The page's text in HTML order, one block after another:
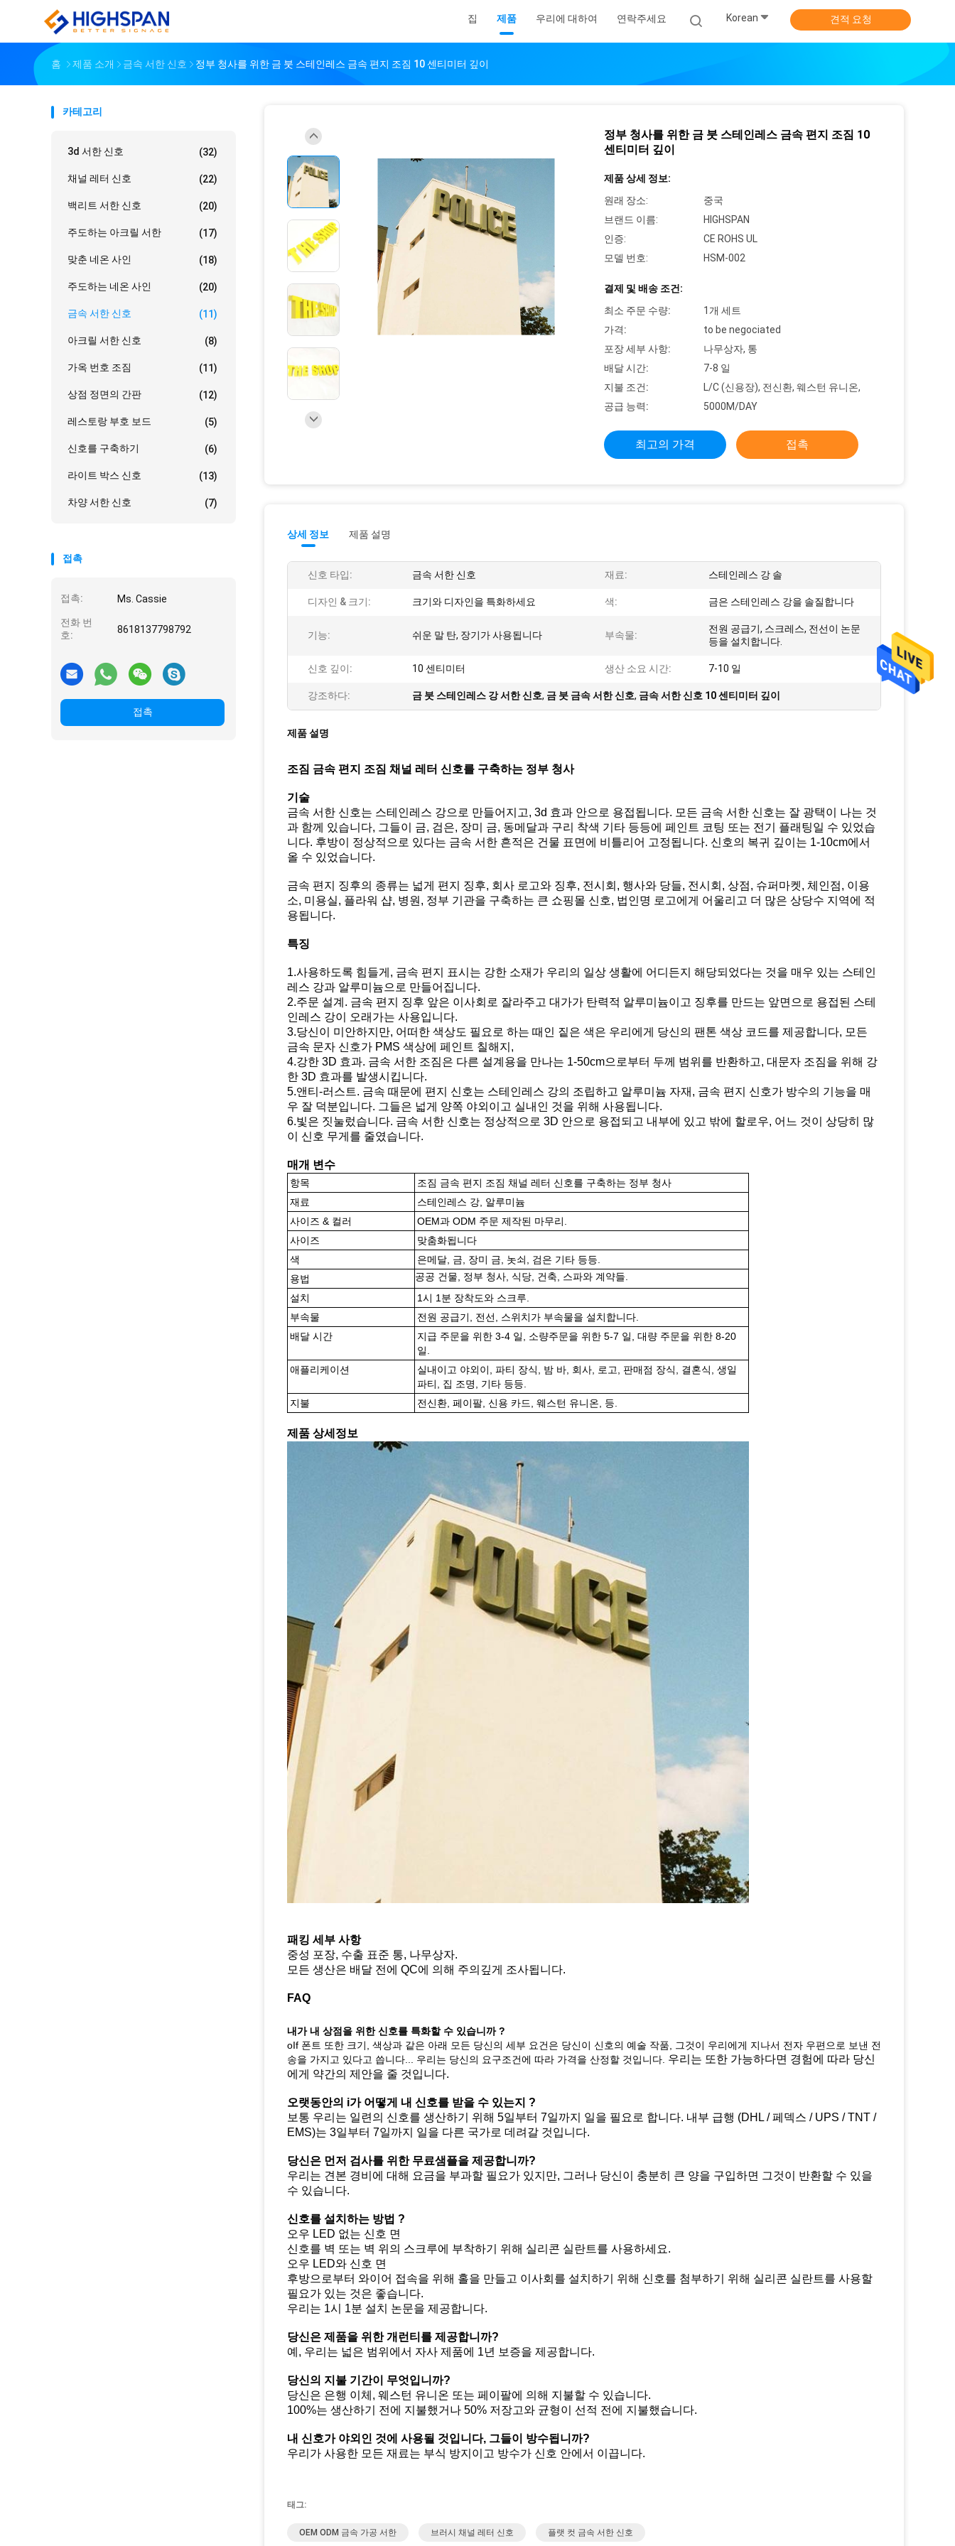
집 제품 우리에 대하여 연락주세요 Korean 견적 요청
홈 제품 소개 금속 서한 신호 정부 청사를 위한 금 붓 스테인레스 금속 편지 조짐 10 센티미터 깊이
카테고리
3d 서한 신호 (32)
채널 레터 신호 (22)
백리트 서한 신호 (20)
주도하는 아크릴 서한 (17)
맞춘 네온 사인 (18)
주도하는 네온 사인 (20)
금속 서한 신호 (11)
아크릴 서한 신호 (8)
가옥 번호 조짐 (11)
상점 정면의 간판 (12)
레스토랑 부호 보드 (5)
신호를 구축하기 (6)
라이트 박스 신호 (13)
차양 서한 신호 (7)
접촉
접촉: Ms. Cassie
전화 번
호:
8618137798792
접촉
정부 청사를 위한 금 붓 스테인레스 금속 편지 조짐 10
센티미터 깊이
제품 상세 정보:
원래 장소:
중국
브랜드 이름:
HIGHSPAN
인증:
CE ROHS UL
모델 번호:
HSM-002
결제 및 배송 조건:
최소 주문 수량:
1개 세트
가격:
to be negociated
포장 세부 사항:
나무상자, 통
배달 시간:
7-8 일
지불 조건:
L/C (신용장), 전신환, 웨스턴 유니온,
공급 능력:
5000M/DAY
최고의 가격 접촉
상세 정보 제품 설명
신호 타입: 금속 서한 신호 재료: 스테인레스 강 솔
디자인 & 크기: 크기와 디자인을 특화하세요 색: 금은 스테인레스 강을 솔질합니다
기능: 쉬운 말 탄, 장기가 사용됩니다 부속물:
전원 공급기, 스크레스, 전선이 논문
등을 설치합니다.
신호 깊이: 10 센티미터 생산 소요 시간: 7-10 일
강조하다: 금 붓 스테인레스 강 서한 신호, 금 붓 금속 서한 신호, 금속 서한 신호 10 센티미터 깊이
제품 설명
조짐 금속 편지 조짐 채널 레터 신호를 구축하는 정부 청사
기술
금속 서한 신호는 스테인레스 강으로 만들어지고, 3d 효과 안으로 용접됩니다. 모든 금속 서한 신호는 잘 광택이 나는 것
과 함께 있습니다, 그들이 금, 검은, 장미 금, 동메달과 구리 착색 기타 등등에 페인트 코팅 또는 전기 플래팅일 수 있었습
니다. 후방이 정상적으로 있다는 금속 서한 흔적은 건물 표면에 비틀리어 고정됩니다. 신호의 복귀 깊이는 1-10cm에서
올 수 있었습니다.
금속 편지 징후의 종류는 넓게 편지 징후, 회사 로고와 징후, 전시회, 행사와 당들, 전시회, 상점, 슈퍼마켓, 체인점, 이용
소, 미용실, 플라워 샵, 병원, 정부 기관을 구축하는 큰 쇼핑몰 신호, 법인명 로고에게 어울리고 더 많은 상당수 지역에 적
용됩니다.
특징
1.사용하도록 힘들게, 금속 편지 표시는 강한 소재가 우리의 일상 생활에 어디든지 해당되었다는 것을 매우 있는 스테인
레스 강과 알루미늄으로 만들어집니다.
2.주문 설계. 금속 편지 징후 앞은 이사회로 잘라주고 대가가 탄력적 알루미늄이고 징후를 만드는 앞면으로 용접된 스테
인레스 강이 오래가는 사용입니다.
3.당신이 미안하지만, 어떠한 색상도 필요로 하는 때인 짙은 색은 우리에게 당신의 팬톤 색상 코드를 제공합니다, 모든
금속 문자 신호가 PMS 색상에 페인트 칠해지,
4.강한 3D 효과. 금속 서한 조짐은 다른 설계용을 만나는 1-50cm으로부터 두께 범위를 반환하고, 대문자 조짐을 위해 강
한 3D 효과를 발생시킵니다.
5.앤티-러스트. 금속 때문에 편지 신호는 스테인레스 강의 조립하고 알루미늄 자재, 금속 편지 신호가 방수의 기능을 매
우 잘 덕분입니다. 그들은 넓게 양쪽 야외이고 실내인 것을 위해 사용됩니다.
6.빛은 짓눌렀습니다. 금속 서한 신호는 정상적으로 3D 안으로 용접되고 내부에 있고 밖에 할로우, 어느 것이 상당히 많
이 신호 무게를 줄였습니다.
매개 변수
항목
조짐 금속 편지 조짐 채널 레터 신호를 구축하는 정부 청사
재료
스테인레스 강, 알루미늄
사이즈 & 컬러
OEM과 ODM 주문 제작된 마무리.
사이즈
맞춤화됩니다
색
은메달, 금, 장미 금, 놋쇠, 검은 기타 등등.
용법
공공 건물, 정부 청사, 식당, 건축, 스파와 계약들.
설치
1시 1분 장착도와 스크루.
부속물
전원 공급기, 전선, 스위치가 부속물을 설치합니다.
배달 시간
지급 주문을 위한 3-4 일, 소량주문을 위한 5-7 일, 대량 주문을 위한 8-20
일.
애플리케이션
실내이고 야외이, 파티 장식, 밤 바, 회사, 로고, 판매점 장식, 결혼식, 생일
파티, 집 조명, 기타 등등.
지불
전신환, 페이팔, 신용 카드, 웨스턴 유니온, 등.
제품 상세정보
패킹 세부 사항
중성 포장, 수출 표준 통, 나무상자.
모든 생산은 배달 전에 QC에 의해 주의깊게 조사됩니다.
FAQ
내가 내 상점을 위한 신호를 특화할 수 있습니까 ?
oIf 폰트 또한 크기, 색상과 같은 아래 모든 당신의 세부 요건은 당신이 신호의 예술 작품, 그것이 우리에게 지나서 전자 우편으로 보낸 전
송을 가지고 있다고 씁니다... 우리는 당신의 요구조건에 따라 가격을 산정할 것입니다. 우리는 또한 가능하다면 경험에 따라 당신
에게 약간의 제안을 줄 것입니다.
오랫동안의 i가 어떻게 내 신호를 받을 수 있는지 ?
보통 우리는 일련의 신호를 생산하기 위해 5일부터 7일까지 일을 필요로 합니다. 내부 급행 (DHL / 페덱스 / UPS / TNT /
EMS)는 3일부터 7일까지 일을 다른 국가로 데려갈 것입니다.
당신은 먼저 검사를 위한 무료샘플을 제공합니까?
우리는 견본 경비에 대해 요금을 부과할 필요가 있지만, 그러나 당신이 충분히 큰 양을 구입하면 그것이 반환할 수 있을
수 있습니다.
신호를 설치하는 방법 ?
오우 LED 없는 신호 면
신호를 벽 또는 벽 위의 스크루에 부착하기 위해 실리콘 실란트를 사용하세요.
오우 LED와 신호 면
후방으로부터 와이어 접속을 위해 홀을 만들고 이사회를 설치하기 위해 신호를 첨부하기 위해 실리콘 실란트를 사용할
필요가 있는 것은 좋습니다.
우리는 1시 1분 설치 논문을 제공합니다.
당신은 제품을 위한 개런티를 제공합니까?
예, 우리는 넓은 범위에서 자사 제품에 1년 보증을 제공합니다.
당신의 지불 기간이 무엇입니까?
당신은 은행 이체, 웨스턴 유니온 또는 페이팔에 의해 지불할 수 있습니다.
100%는 생산하기 전에 지불했거나 50% 저장고와 균형이 선적 전에 지불했습니다.
내 신호가 야외인 것에 사용될 것입니다, 그들이 방수됩니까?
우리가 사용한 모든 재료는 부식 방지이고 방수가 신호 안에서 이끕니다.
태그:
OEM ODM 금속 가공 서한 브러시 채널 레터 신호 플랫 컷 금속 서한 신호